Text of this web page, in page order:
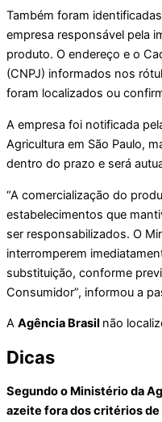
Também foram
empresa responsável pela
produto. O endereço e o
(CNPJ) informados nos
foram localizados ou
A empresa foi notificada
Agricultura em São Paulo,
dentro do prazo e será
“A comercialização do
estabelecimentos que
ser responsabilizados. O
interromperem
substituição, conforme
Consumidor”, informou a
A Agência Brasil não
Dicas
Segundo o Ministério da
azeite fora dos critérios